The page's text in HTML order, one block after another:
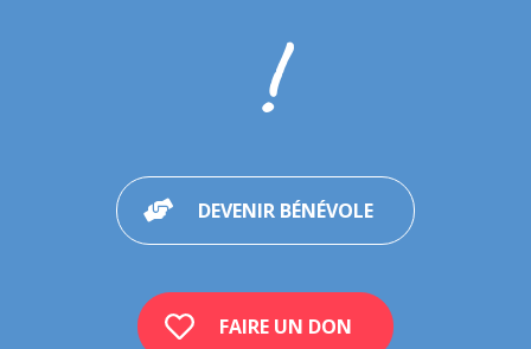
Pour expliquer l’autisme à la personne présentant de l’autisme
Expériences et témoignages
Références multimédia
Autres ressources utiles
!
DEVENIR BÉNÉVOLE
FAIRE UN DON